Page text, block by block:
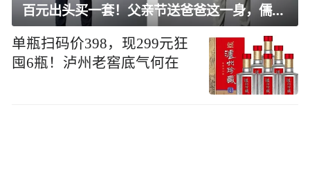
百元出头买一套！父亲节送爸爸这一身，儒雅有型还凉爽
单瓶扫码价398，现299元狂
囤6瓶！泸州老窖底气何在